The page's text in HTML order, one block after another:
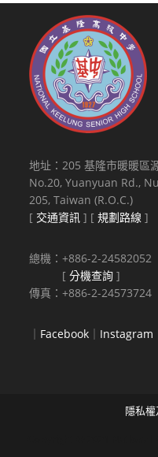
地址：205 基隆市暖暖區
No.20, Yuanyuan Rd.,
205, Taiwan (R.O.C.)
[ 交通資訊 ] [規劃路線 ]
總機：+886-2-24582052
[分機查詢 ]
傳真：+886-2-24573724
｜ Facebook ｜ Instagram
隱私